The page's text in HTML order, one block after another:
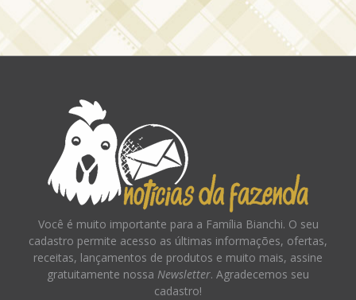
Você é muito importante para a Família Bianchi. O seu
cadastro permite acesso as últimas informações, ofertas,
receitas, lançamentos de produtos e muito mais, assine
gratuitamente nossa Newsletter. Agradecemos seu
cadastro!